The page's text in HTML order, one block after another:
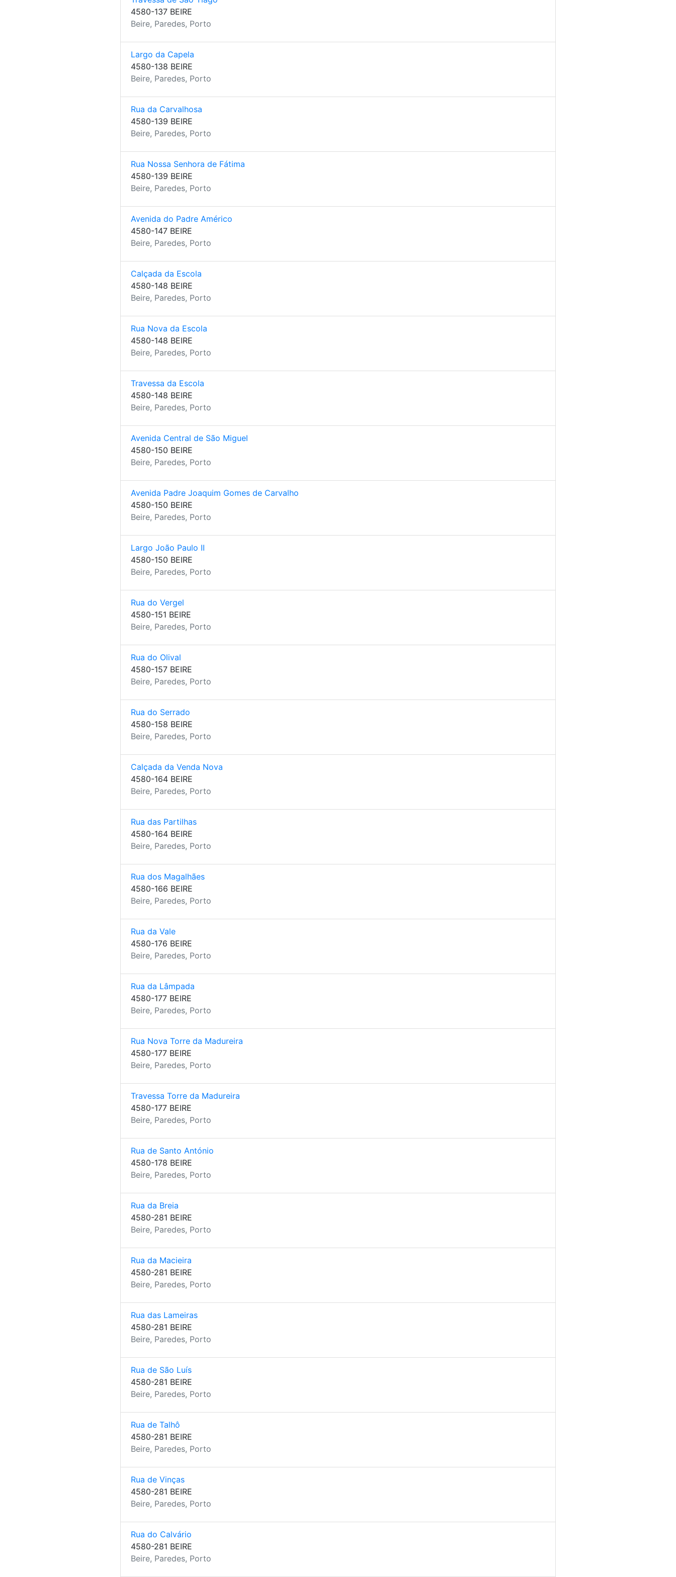
4580-137 BEIRE
Beire, Paredes, Porto
Largo da Capela
4580-138 BEIRE
Beire, Paredes, Porto
Rua da Carvalhosa
4580-139 BEIRE
Beire, Paredes, Porto
Rua Nossa Senhora de Fátima
4580-139 BEIRE
Beire, Paredes, Porto
Avenida do Padre Américo
4580-147 BEIRE
Beire, Paredes, Porto
Calçada da Escola
4580-148 BEIRE
Beire, Paredes, Porto
Rua Nova da Escola
4580-148 BEIRE
Beire, Paredes, Porto
Travessa da Escola
4580-148 BEIRE
Beire, Paredes, Porto
Avenida Central de São Miguel
4580-150 BEIRE
Beire, Paredes, Porto
Avenida Padre Joaquim Gomes de Carvalho
4580-150 BEIRE
Beire, Paredes, Porto
Largo João Paulo II
4580-150 BEIRE
Beire, Paredes, Porto
Rua do Vergel
4580-151 BEIRE
Beire, Paredes, Porto
Rua do Olival
4580-157 BEIRE
Beire, Paredes, Porto
Rua do Serrado
4580-158 BEIRE
Beire, Paredes, Porto
Calçada da Venda Nova
4580-164 BEIRE
Beire, Paredes, Porto
Rua das Partilhas
4580-164 BEIRE
Beire, Paredes, Porto
Rua dos Magalhães
4580-166 BEIRE
Beire, Paredes, Porto
Rua da Vale
4580-176 BEIRE
Beire, Paredes, Porto
Rua da Lâmpada
4580-177 BEIRE
Beire, Paredes, Porto
Rua Nova Torre da Madureira
4580-177 BEIRE
Beire, Paredes, Porto
Travessa Torre da Madureira
4580-177 BEIRE
Beire, Paredes, Porto
Rua de Santo António
4580-178 BEIRE
Beire, Paredes, Porto
Rua da Breia
4580-281 BEIRE
Beire, Paredes, Porto
Rua da Macieira
4580-281 BEIRE
Beire, Paredes, Porto
Rua das Lameiras
4580-281 BEIRE
Beire, Paredes, Porto
Rua de São Luís
4580-281 BEIRE
Beire, Paredes, Porto
Rua de Talhô
4580-281 BEIRE
Beire, Paredes, Porto
Rua de Vinças
4580-281 BEIRE
Beire, Paredes, Porto
Rua do Calvário
4580-281 BEIRE
Beire, Paredes, Porto